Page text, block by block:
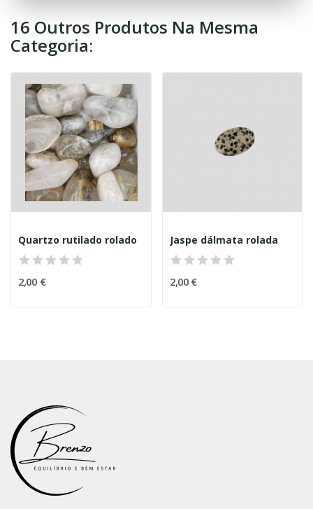
16 Outros Produtos Na Mesma
Categoria:
Quartzo rutilado rolado
2,00 €
Jaspe dálmata rolada
2,00 €